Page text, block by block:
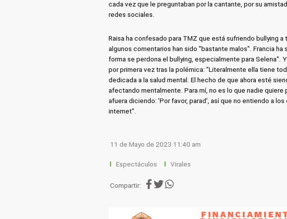
cada vez que le preguntaban por la cantante, por su
redes sociales.
Raisa ha confesado para TMZ que está sufriendo bullying
algunos comentarios han sido "bastante malos". Francia ha
forma se perdona el bullying, especialmente para Selena".
por primera vez tras la polémica: "Literalmente ella tiene
dedicada a la salud mental. El hecho de que ahora esté
afectando mentalmente. Para mí, no es lo que nadie quiere
afuera diciendo: 'Por favor, parad', así que no entiendo a
internet".
11 de Mayo de 2023 11:40 am
Espectáculos Virales
Compartir: